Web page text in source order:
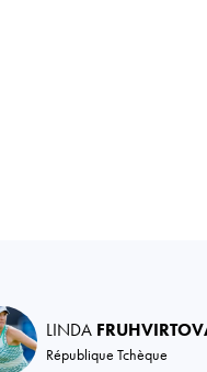
LINDA
République Tchèque